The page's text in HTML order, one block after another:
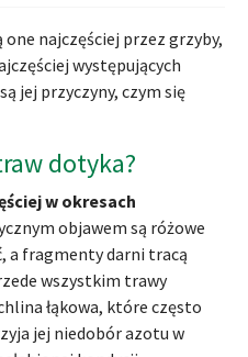
najczęściej przez grzyby,
występujących
jej przyczyny, czym się
dotyka?
w okresach
objawem są różowe
a fragmenty darni tracą
wszystkim trawy
łąkowa, które często
jej niedobór azotu w